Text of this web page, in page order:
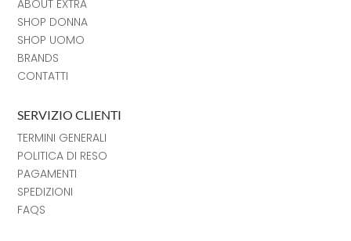
ABOUT EXTRA
SHOP DONNA
SHOP UOMO
BRANDS
CONTATTI
SERVIZIO CLIENTI
TERMINI GENERALI
POLITICA DI RESO
PAGAMENTI
SPEDIZIONI
FAQS